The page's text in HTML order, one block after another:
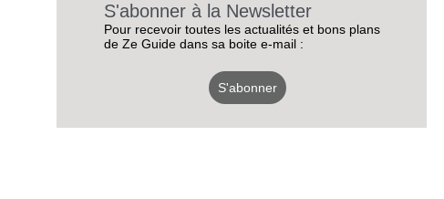
S'abonner à la Newsletter
Pour recevoir toutes les actualités et bons plans
de Ze Guide dans sa boite e-mail :
S'abonner